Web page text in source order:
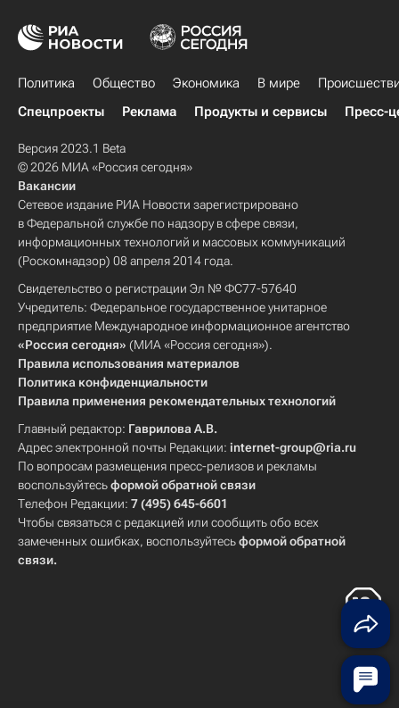
Политика Общество Экономика В мире
Спецпроекты
Реклама Продукты и сервисы Пресс-
Версия 2023.1 Beta
© 2026 МИА «Россия сегодня»
Вакансии
Сетевое издание РИА Новости зарегистрировано
в Федеральной службе по надзору в сфере связи,
информационных технологий и массовых коммуникаций
(Роскомнадзор) 08 апреля 2014 года.
Свидетельство о регистрации Эл № ФС77-57640
Учредитель: Федеральное государственное унитарное
предприятие Международное информационное агентство
«Россия сегодня» (МИА «Россия сегодня»).
Правила использования материалов
Политика конфиденциальности
Правила применения рекомендательных технологий
Главный редактор: Гаврилова А.В.
Адрес электронной почты Редакции: internet-group@ria.ru
По вопросам размещения пресс-релизов и рекламы
воспользуйтесьформой обратной связи
Телефон Редакции: 7 (495) 645-6601
Чтобы связаться с редакцией или сообщить обо всех
замеченных ошибках, воспользуйтесьформой обратной
связи.